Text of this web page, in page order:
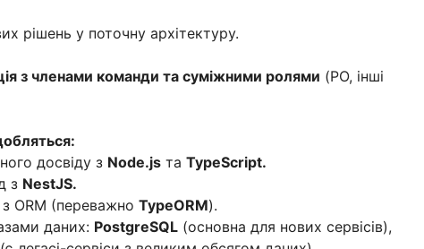
рішень у поточну архітектуру.
з членами команди та суміжними ролями (PO, інші
досвіду з Node.js та TypeScript.
з NestJS.
ORM (переважно TypeORM).
даних: PostgreSQL (основна для нових сервісів),